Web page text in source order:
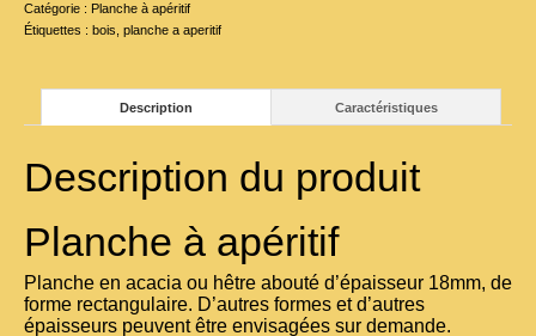
Catégorie : Planche à apéritif
Étiquettes : bois planche a aperitif
Description Caractéristiques
Description du produit
Planche à apéritif
Planche en acacia ou hêtre abouté d’épaisseur 18mm, de
forme rectangulaire. D’autres formes et d’autres
épaisseurs peuvent être envisagées sur demande.